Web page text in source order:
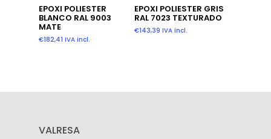
Añadir Al Carrito
EPOXI POLIESTER
BLANCO RAL 9003
MATE
€182,41 IVA incl.
Leer Más
EPOXI POLIESTER GRIS
RAL 7023 TEXTURADO
€143,39 IVA incl.
VALRESA